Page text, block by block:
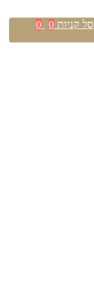
סל קניות 0
0